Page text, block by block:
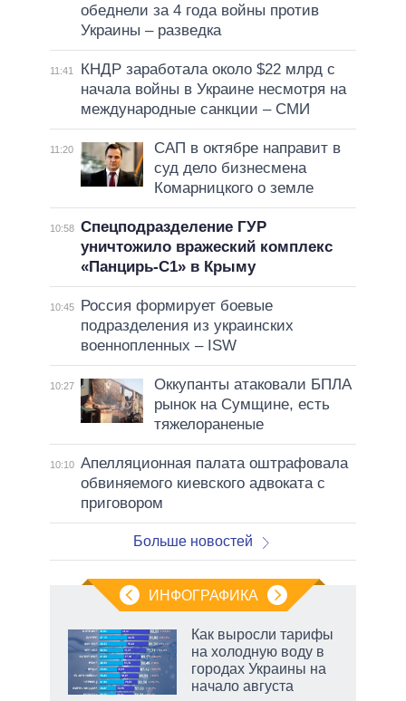
обеднели за 4 года войны против
Украины – разведка
11:41
КНДР заработала около $22 млрд с
начала войны в Украине несмотря на
международные санкции – СМИ
11:20
САП в октябре направит в
суд дело бизнесмена
Комарницкого о земле
10:58 Спецподразделение ГУР
уничтожило вражеский комплекс
«Панцирь-С1» в Крыму
10:45
Россия формирует боевые
подразделения из украинских
военнопленных – ISW
10:27
Оккупанты атаковали БПЛА
рынок на Сумщине, есть
тяжелораненые
10:10 Апелляционная палата оштрафовала
обвиняемого киевского адвоката с
приговором
Больше новостей
ИНФОГРАФИКА
Как выросли тарифы
на холодную воду в
городах Украины на
начало августа